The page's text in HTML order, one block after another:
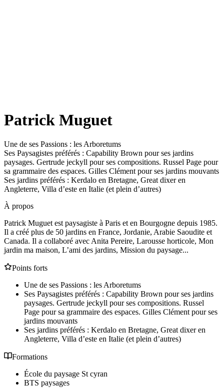
Patrick Muguet
Une de ses Passions : les Arboretums
Ses Paysagistes préférés : Capability Brown pour ses jardins
paysages. Gertrude jeckyll pour ses compositions. Russel Page pour
sa grammaire des espaces. Gilles Clément pour ses jardins mouvants
Ses jardins préférés : Kerdalo en Bretagne, Great dixer en
Angleterre, Villa d’este en Italie (et plein d’autres)
À propos
Patrick Muguet est paysagiste à Paris et en Bourgogne depuis 1985.
Il a créé plus de 50 jardins en France, Jordanie, Arabie Saoudite et
Canada. Il a collaboré avec Anita Pereire, Larousse horticole, Mon
jardin ma maison, L’ami des jardins, Mission du paysage...
Points forts
Une de ses Passions : les Arboretums
Ses Paysagistes préférés : Capability Brown pour ses jardins
paysages. Gertrude jeckyll pour ses compositions. Russel
Page pour sa grammaire des espaces. Gilles Clément pour ses
jardins mouvants
Ses jardins préférés : Kerdalo en Bretagne, Great dixer en
Angleterre, Villa d’este en Italie (et plein d’autres)
Formations
École du paysage St cyran
BTS paysages